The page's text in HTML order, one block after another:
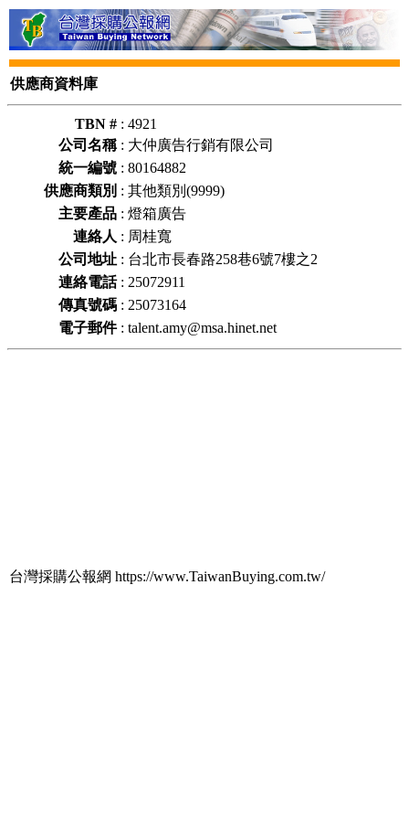
供應商資料庫
TBN # : 4921
公司名稱: 大仲廣告行銷有限公司
統一編號 : 80164882
供應商類別 : 其他類別(9999)
主要產品 : 燈箱廣告
連絡人 : 周桂寬
公司地址 : 台北市長春路258巷6號7樓之2
連絡電話: 25072911
傳真號碼 : 25073164
電子郵件: talent.amy@msa.hinet.net
台灣採購公報網 https://www.TaiwanBuying.com.tw/